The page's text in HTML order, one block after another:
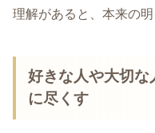
理解があると、本来の
好きな人や大切
に尽くす